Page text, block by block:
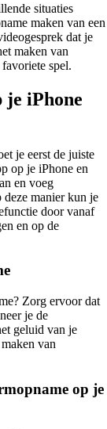
situaties
maken van een
dat je
maken van
spel.
je iPhone
je eerst de juiste
op je iPhone en
en voeg
deze manier kun je
door vanaf
en op de
Zorg ervoor dat
je de
geluid van je
van
op je